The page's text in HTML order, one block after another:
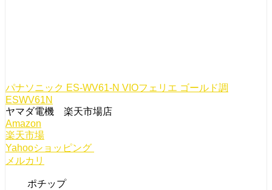
パナソニック ES-WV61-N VIOフェリエ ゴールド調
ESWV61N
ヤマダ電機 楽天市場店
Amazon
楽天市場
Yahooショッピング
メルカリ
ポチップ